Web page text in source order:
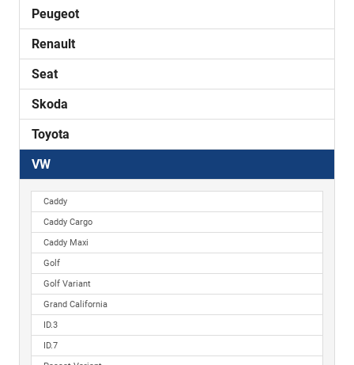
Peugeot
Renault
Seat
Skoda
Toyota
VW
Caddy
Caddy Cargo
Caddy Maxi
Golf
Golf Variant
Grand California
ID.3
ID.7